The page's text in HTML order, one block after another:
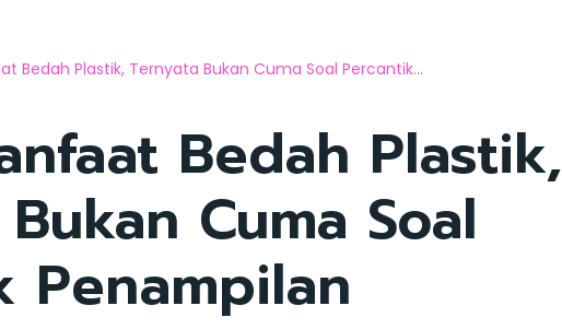
Bedah Plastik, Ternyata Bukan Cuma Soal Percantik...
Bedah Plastik,
Cuma Soal
Penampilan